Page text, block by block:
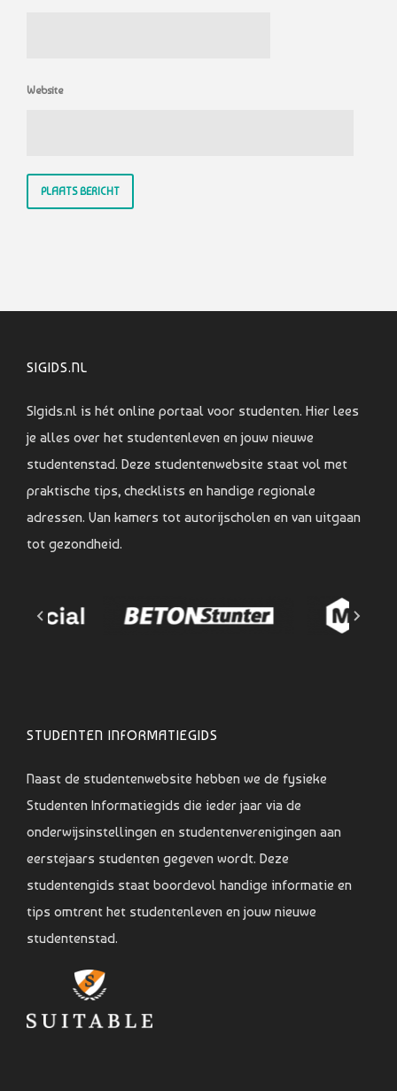
Website
SIGIDS.NL
SIgids.nl is hét online portaal voor studenten. Hier lees
je alles over het studentenleven en jouw nieuwe
studentenstad. Deze studentenwebsite staat vol met
praktische tips, checklists en handige regionale
adressen. Van kamers tot autorijscholen en van uitgaan
tot gezondheid.
STUDENTEN INFORMATIEGIDS
Naast de studentenwebsite hebben we de fysieke
Studenten Informatiegids die ieder jaar via de
onderwijsinstellingen en studentenverenigingen aan
eerstejaars studenten gegeven wordt. Deze
studentengids staat boordevol handige informatie en
tips omtrent het studentenleven en jouw nieuwe
studentenstad.